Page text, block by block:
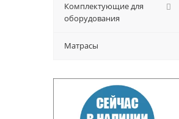
Комплектующие для
оборудования
Матрасы